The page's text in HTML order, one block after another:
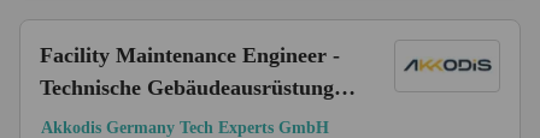
Facility Maintenance Engineer -
Technische Gebäudeausrüstung
HKLS (m/w/d)
Akkodis Germany Tech Experts GmbH